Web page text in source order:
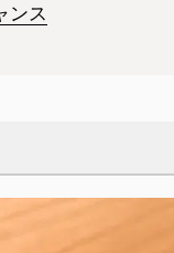
ンス